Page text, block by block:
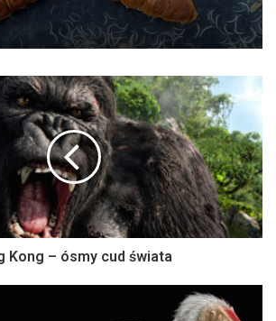
Kong – ósmy cud świata